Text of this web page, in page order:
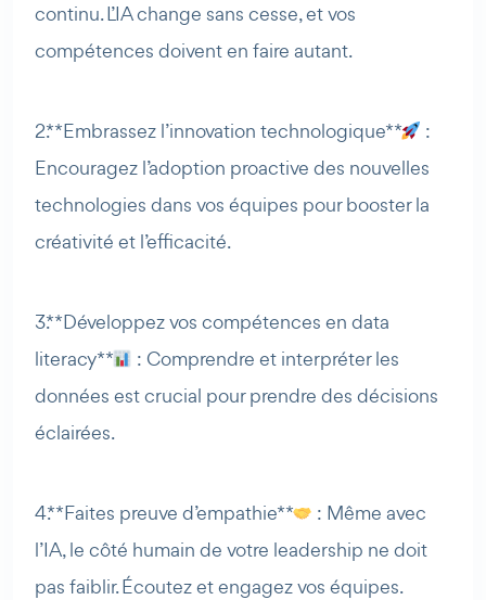
continu. L’IA change sans cesse, et vos
compétences doivent en faire autant.
2. **Embrassez l’innovation technologique**
:
Encouragez l’adoption proactive des nouvelles
technologies dans vos équipes pour booster la
créativité et l’efficacité.
3. **Développez vos compétences en data
literacy**
: Comprendre et interpréter les
données est crucial pour prendre des décisions
éclairées.
4. **Faites preuve d’empathie**
: Même avec
l’IA, le côté humain de votre leadership ne doit
pas faiblir. Écoutez et engagez vos équipes.